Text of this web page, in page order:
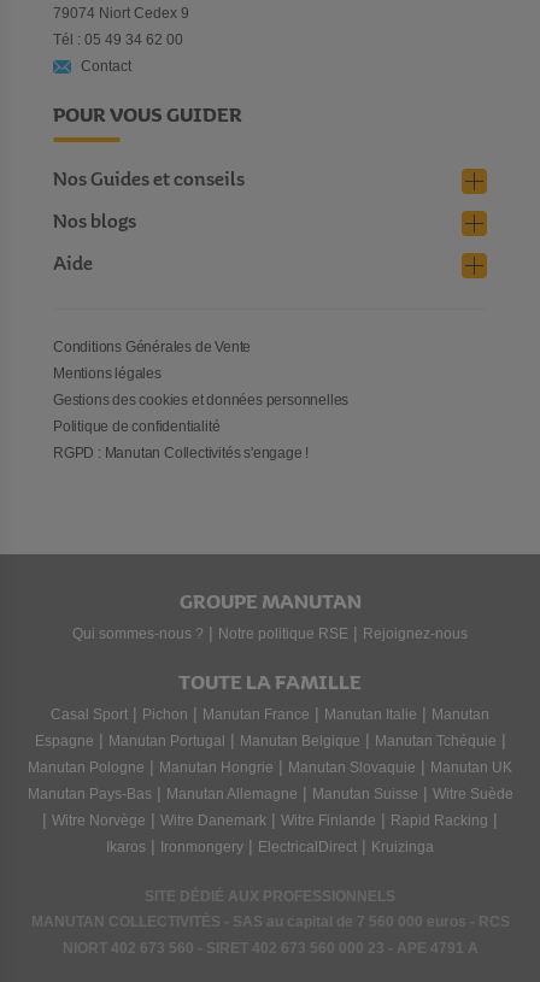
79074 Niort Cedex 9
Tél : 05 49 34 62 00
Contact
POUR VOUS GUIDER
Nos Guides et conseils
Nos blogs
Aide
Conditions Générales de Vente
Mentions légales
Gestions des cookies et données personnelles
Politique de confidentialité
RGPD : Manutan Collectivités s'engage !
GROUPE MANUTAN
Qui sommes-nous ? | Notre politique RSE | Rejoignez-nous
TOUTE LA FAMILLE
Casal Sport | Pichon | Manutan France | Manutan Italie | Manutan
Espagne | Manutan Portugal | Manutan Belgique | Manutan Tchéquie |
Manutan Pologne | Manutan Hongrie | Manutan Slovaquie | Manutan UK
Manutan Pays-Bas | Manutan Allemagne | Manutan Suisse | Witre Suède
| Witre Norvège | Witre Danemark | Witre Finlande | Rapid Racking |
Ikaros | Ironmongery | ElectricalDirect | Kruizinga
SITE DÉDIÉ AUX PROFESSIONNELS
MANUTAN COLLECTIVITÉS - SAS au capital de 7 560 000 euros - RCS
NIORT 402 673 560 - SIRET 402 673 560 000 23 - APE 4791 A